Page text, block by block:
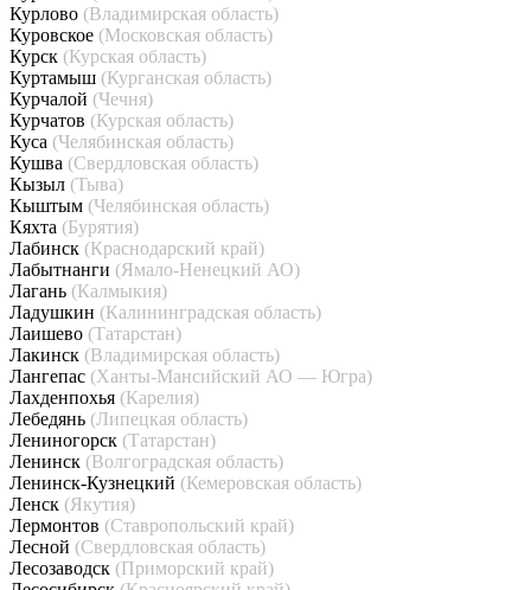
Курлово (Владимирская область)
Куровское (Московская область)
Курск (Курская область)
Куртамыш (Курганская область)
Курчалой (Чечня)
Курчатов (Курская область)
Куса (Челябинская область)
Кушва (Свердловская область)
Кызыл (Тыва)
Кыштым (Челябинская область)
Кяхта (Бурятия)
Лабинск (Краснодарский край)
Лабытнанги (Ямало-Ненецкий АО)
Лагань (Калмыкия)
Ладушкин (Калининградская область)
Лаишево (Татарстан)
Лакинск (Владимирская область)
Лангепас (Ханты-Мансийский АО — Югра)
Лахденпохья (Карелия)
Лебедянь (Липецкая область)
Лениногорск (Татарстан)
Ленинск (Волгоградская область)
Ленинск-Кузнецкий (Кемеровская область)
Ленск (Якутия)
Лермонтов (Ставропольский край)
Лесной (Свердловская область)
Лесозаводск (Приморский край)